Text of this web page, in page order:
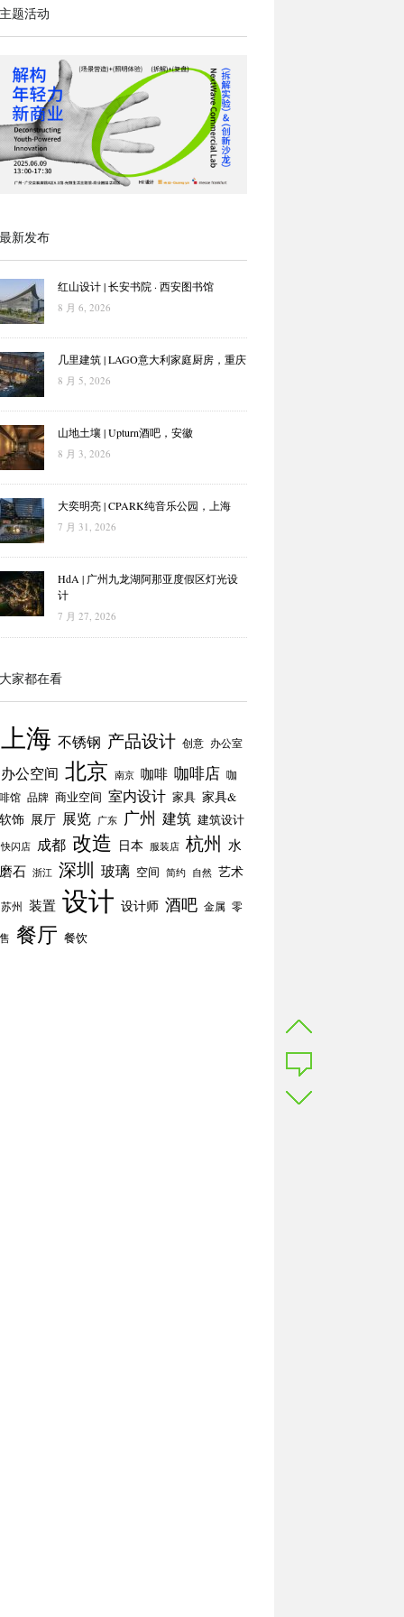
题活动
新发布
红山设计 | 长安书院 · 西安图书馆
8 月 6, 2026
几里建筑 | LAGO意大利家庭厨房，重庆
8 月 5, 2026
山地土壤 | Upturn酒吧，安徽
8 月 3, 2026
大奕明亮 | CPARK纯音乐公园，上海
7 月 31, 2026
HdA | 广州九龙湖阿那亚度假区灯光设
计
7 月 27, 2026
家都在看
上海 不锈钢 产品设计 创意 办公室
办公空间 北京 南京 咖啡 咖啡店 咖
馆 品牌 商业空间 室内设计 家具 家具&
饰 展厅 展览 广东 广州 建筑 建筑设计
快闪店 成都 改造 日本 服装店 杭州 水
石 浙江 深圳 玻璃 空间 简约 自然 艺术
苏州 装置 设计 设计师 酒吧 金属 零
餐厅 餐饮